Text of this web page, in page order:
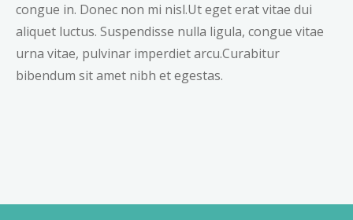
congue in. Donec non mi nisl.Ut eget erat vitae dui
aliquet luctus. Suspendisse nulla ligula, congue vitae
urna vitae, pulvinar imperdiet arcu.Curabitur
bibendum sit amet nibh et egestas.